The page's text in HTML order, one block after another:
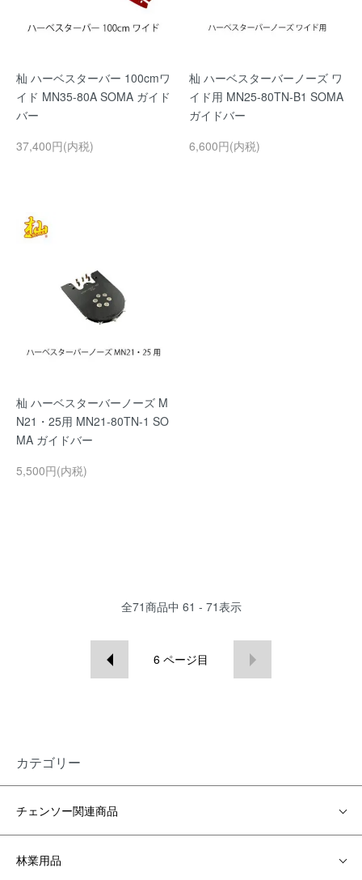
杣 ハーベスターバー 100cmワ
イド MN35-80A SOMA ガイド
バー
37,400円(内税)
杣 ハーベスターバーノーズ ワ
イド用 MN25-80TN-B1 SOMA
ガイドバー
6,600円(内税)
杣 ハーベスターバーノーズ M
N21・25用 MN21-80TN-1 SO
MA ガイドバー
5,500円(内税)
全71商品中 61 - 71表示
6 ページ目
カテゴリー
チェンソー関連商品
林業用品